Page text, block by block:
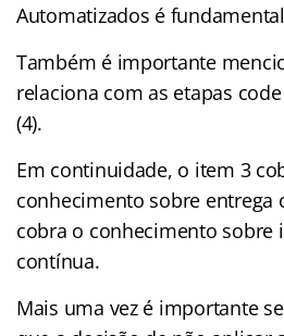
Automatizados é
Também é importante
relaciona com as etapas
(4).
Em continuidade, o item 3
conhecimento sobre entrega
cobra o conhecimento sobre
contínua.
Mais uma vez é importante